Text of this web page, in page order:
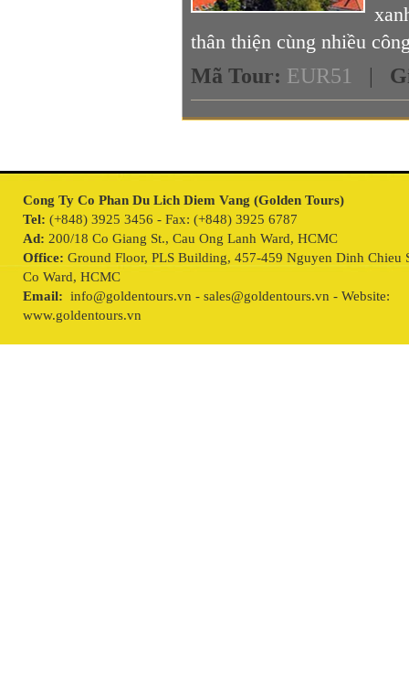
thân thiện cùng nhiều
Mã Tour: EUR51 |
Cong Ty Co Phan Du Lich Diem Vang (Golden Tours)
Tel: (+848) 3925 3456 - Fax: (+848) 3925 6787
Ad: 200/18 Co Giang St., Cau Ong Lanh Ward, HCMC
Office: Ground Floor, PLS Building, 457-459 Nguyen Dinh Chieu
Co Ward, HCMC
Email: info@goldentours.vn - sales@goldentours.vn - Website:
www.goldentours.vn